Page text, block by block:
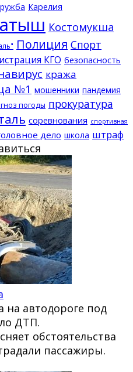
Карелия
Костомукша
Полиция Спорт
КГО безопасность
кража
№1 мошенники пандемия
погоды прокуратура
соревнования спортивная
дело школа штраф
на автодороге под
ДТП.
обстоятельства
пассажиры.